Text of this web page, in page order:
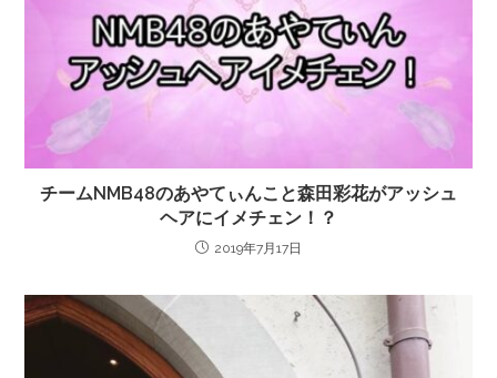
チームNMB48のあやてぃんこと森田彩花がアッシュ
ヘアにイメチェン！？
2019年7月17日